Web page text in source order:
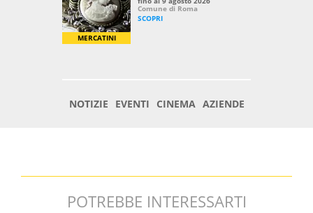
POTREBBE INTERESSARTI